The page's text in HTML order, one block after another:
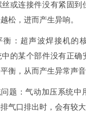
或连接件没有紧固到
松，进而产生异响。
衡：超声波焊接机的
的某个部件没有正确
衡，从而产生异常声音
题：气动加压系统中
气口排出时，会有较